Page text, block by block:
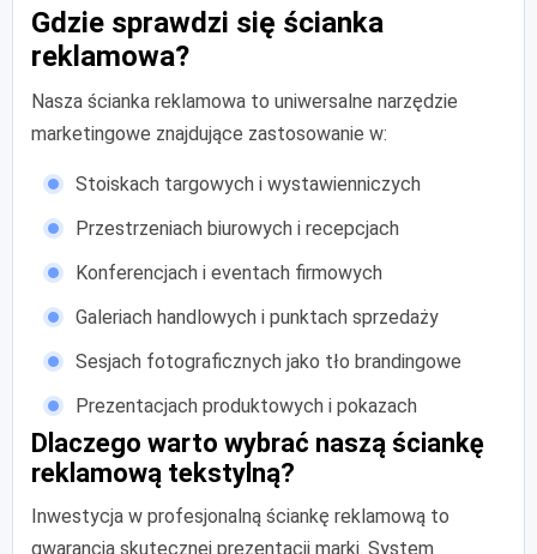
Gdzie sprawdzi się ścianka
reklamowa?
Nasza ścianka reklamowa to uniwersalne narzędzie
marketingowe znajdujące zastosowanie w:
Stoiskach targowych i wystawienniczych
Przestrzeniach biurowych i recepcjach
Konferencjach i eventach firmowych
Galeriach handlowych i punktach sprzedaży
Sesjach fotograficznych jako tło brandingowe
Prezentacjach produktowych i pokazach
Dlaczego warto wybrać naszą ściankę
reklamową tekstylną?
Inwestycja w profesjonalną ściankę reklamową to
gwarancja skutecznej prezentacji marki. System